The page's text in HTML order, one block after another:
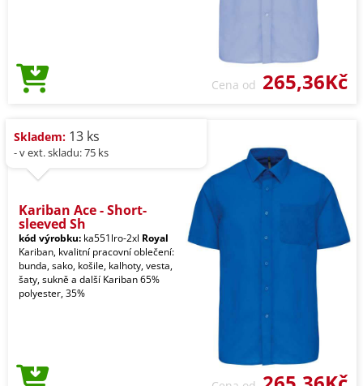
Cena od 265,36Kč
Skladem: 13 ks
- v ext. skladu: 75 ks
Kariban Ace - Short-
sleeved Sh
kód výrobku: ka551lro-2xl Royal
Kariban, kvalitní pracovní oblečení:
bunda, sako, košile, kalhoty, vesta,
šaty, sukně a další Kariban 65%
polyester, 35%